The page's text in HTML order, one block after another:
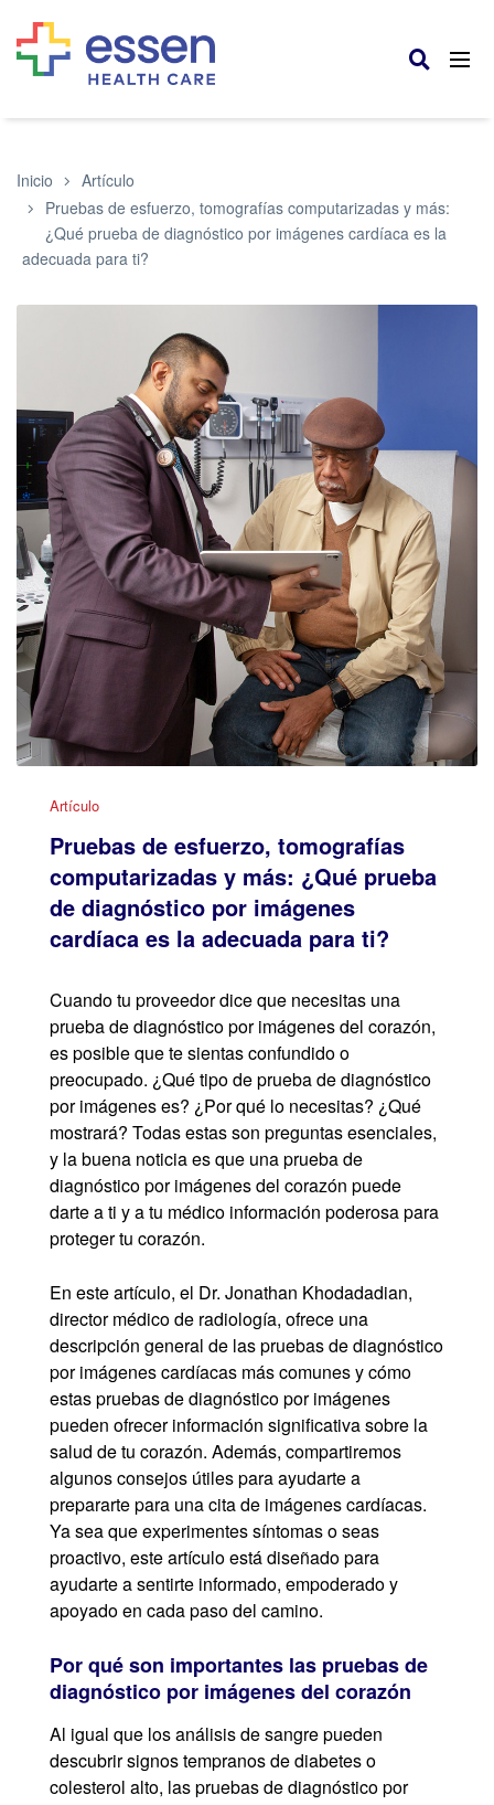
Inicio
Artículo
Pruebas de esfuerzo, tomografías computarizadas y más:
¿Qué prueba de diagnóstico por imágenes cardíaca es la
adecuada para ti?
Artículo
Pruebas de esfuerzo, tomografías
computarizadas y más: ¿Qué prueba
de diagnóstico por imágenes
cardíaca es la adecuada para ti?
Cuando tu proveedor dice que necesitas una
prueba de diagnóstico por imágenes del corazón,
es posible que te sientas confundido o
preocupado. ¿Qué tipo de prueba de diagnóstico
por imágenes es? ¿Por qué lo necesitas? ¿Qué
mostrará? Todas estas son preguntas esenciales,
y la buena noticia es que una prueba de
diagnóstico por imágenes del corazón puede
darte a ti y a tu médico información poderosa para
proteger tu corazón.
En este artículo, el Dr. Jonathan Khodadadian,
director médico de radiología, ofrece una
descripción general de las pruebas de diagnóstico
por imágenes cardíacas más comunes y cómo
estas pruebas de diagnóstico por imágenes
pueden ofrecer información significativa sobre la
salud de tu corazón. Además, compartiremos
algunos consejos útiles para ayudarte a
prepararte para una cita de imágenes cardíacas.
Ya sea que experimentes síntomas o seas
proactivo, este artículo está diseñado para
ayudarte a sentirte informado, empoderado y
apoyado en cada paso del camino.
Por qué son importantes las pruebas de
diagnóstico por imágenes del corazón
Al igual que los análisis de sangre pueden
descubrir signos tempranos de diabetes o
colesterol alto, las pruebas de diagnóstico por